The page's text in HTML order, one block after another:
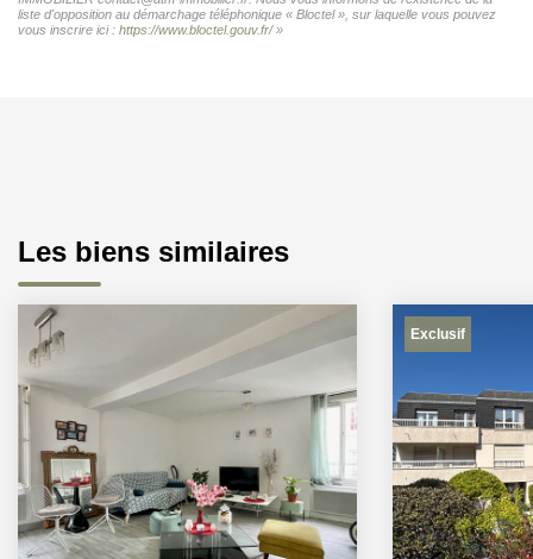
liste d'opposition au démarchage téléphonique « Bloctel », sur laquelle vous pouvez
vous inscrire ici : https://www.bloctel.gouv.fr/»
Les biens similaires
Exclusif